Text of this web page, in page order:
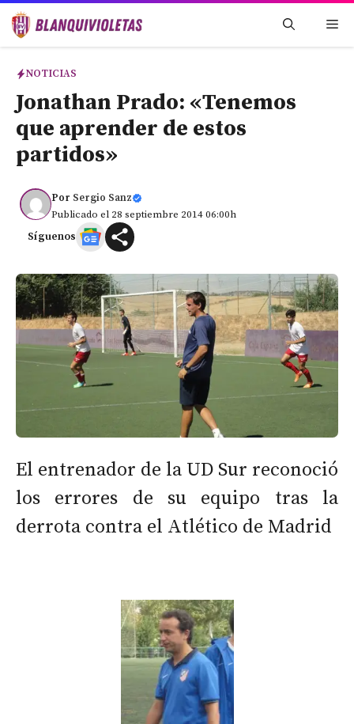
Saltar
NOTICIAS
Jonathan Prado: «Tenemos
que aprender de estos
partidos»
Por Sergio Sanz
Publicado el 28 septiembre 2014 06:00h
Síguenos
El entrenador de la UD Sur reconoció
los errores de su equipo tras la
derrota contra el Atlético de Madrid